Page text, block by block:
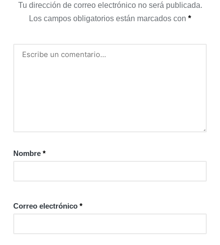
Tu dirección de correo electrónico no será publicada.
Los campos obligatorios están marcados con *
Nombre *
Correo electrónico *